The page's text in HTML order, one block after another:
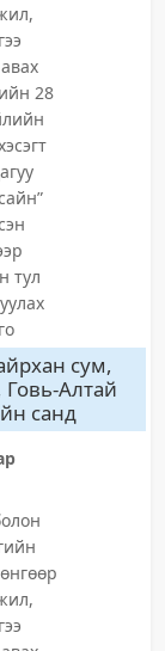
28
тул
сум,
Алтай
санд